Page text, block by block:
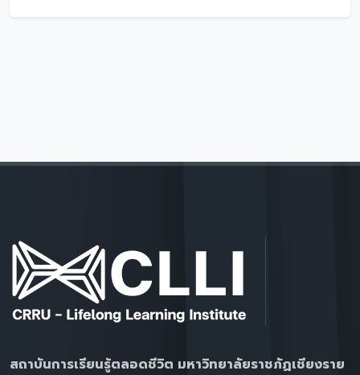
สถาบันการเรียนรู้ตลอดชีวิต มหาวิทยาลัยราชภัฏเชียงราย